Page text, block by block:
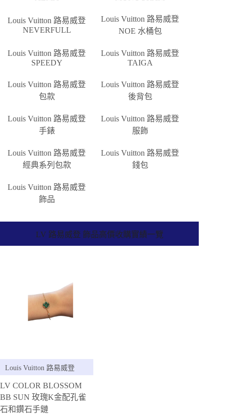
Louis Vuitton 路易威登
NEVERFULL
Louis Vuitton 路易威登
NOE 水桶包
Louis Vuitton 路易威登
SPEEDY
Louis Vuitton 路易威登
TAIGA
Louis Vuitton 路易威登
包款
Louis Vuitton 路易威登
後背包
Louis Vuitton 路易威登
手錶
Louis Vuitton 路易威登
服飾
Louis Vuitton 路易威登
經典系列包款
Louis Vuitton 路易威登
錢包
Louis Vuitton 路易威登
飾品
LV 路易威登 飾品高價收購實績一覽
Louis Vuitton 路易威登
LV COLOR BLOSSOM
BB SUN 玫瑰K金配孔雀
石和鑽石手鏈